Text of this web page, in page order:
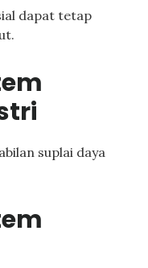
dapat tetap
suplai daya